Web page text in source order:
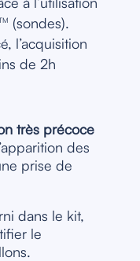
(sondes).
l’acquisition
de 2h
très précoce
des
prise de
dans le kit,
le